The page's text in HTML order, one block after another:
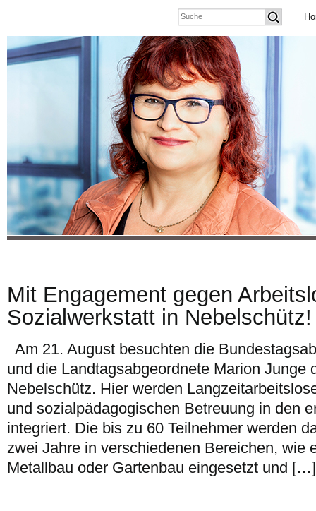
Mit Engagement gegen
Sozialwerkstatt in Nebelschütz!
Am 21. August besuchten die
und die Landtagsabgeordnete Marion Junge
Nebelschütz. Hier werden
und sozialpädagogischen Betreuung in den
integriert. Die bis zu 60 Teilnehmer werden
zwei Jahre in verschiedenen Bereichen, wie
Metallbau oder Gartenbau eingesetzt und […]